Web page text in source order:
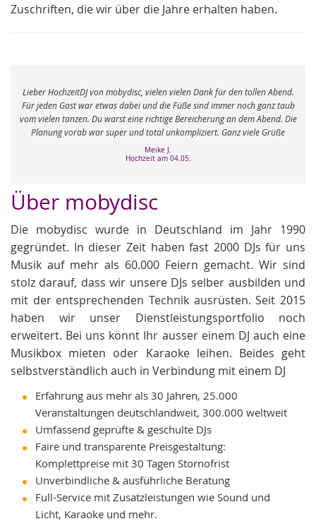
Zuschriften, die wir über die Jahre erhalten haben.
Lieber HochzeitDJ von mobydisc, vielen vielen Dank für den tollen Abend.
Für jeden Gast war etwas dabei und die Füße sind immer noch ganz taub
vom vielen tanzen. Du warst eine richtige Bereicherung an dem Abend. Die
Planung vorab war super und total unkompliziert. Ganz viele Grüße
Meike J.
Hochzeit am 04.05.
Über mobydisc
Die mobydisc wurde in Deutschland im Jahr 1990
gegründet. In dieser Zeit haben fast 2000 DJs für uns
Musik auf mehr als 60.000 Feiern gemacht. Wir sind
stolz darauf, dass wir unsere DJs selber ausbilden und
mit der entsprechenden Technik ausrüsten. Seit 2015
haben wir unser Dienstleistungsportfolio noch
erweitert. Bei uns könnt Ihr ausser einem DJ auch eine
Musikbox mieten oder Karaoke leihen. Beides geht
selbstverständlich auch in Verbindung mit einem DJ
Erfahrung aus mehr als 30 Jahren, 25.000
Veranstaltungen deutschlandweit, 300.000 weltweit
Umfassend geprüfte & geschulte DJs
Faire und transparente Preisgestaltung:
Komplettpreise mit 30 Tagen Stornofrist
Unverbindliche & ausführliche Beratung
Full-Service mit Zusatzleistungen wie Sound und
Licht, Karaoke und mehr.